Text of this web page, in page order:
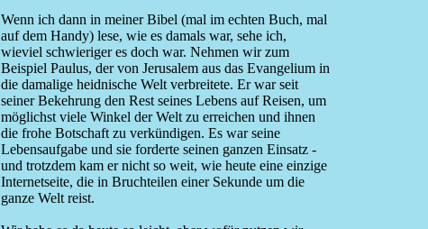
Wenn ich dann in meiner Bibel (mal im echten Buch, mal
auf dem Handy) lese, wie es damals war, sehe ich,
wieviel schwieriger es doch war. Nehmen wir zum
Beispiel Paulus, der von Jerusalem aus das Evangelium in
die damalige heidnische Welt verbreitete. Er war seit
seiner Bekehrung den Rest seines Lebens auf Reisen, um
möglichst viele Winkel der Welt zu erreichen und ihnen
die frohe Botschaft zu verkündigen. Es war seine
Lebensaufgabe und sie forderte seinen ganzen Einsatz -
und trotzdem kam er nicht so weit, wie heute eine einzige
Internetseite, die in Bruchteilen einer Sekunde um die
ganze Welt reist.